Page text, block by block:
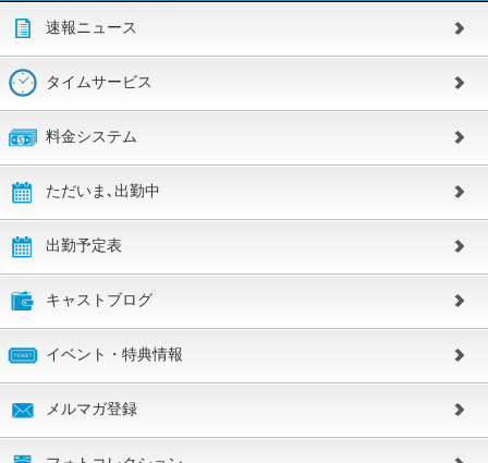
速報ニュース
タイムサービス
料金システム
ただいま､出勤中
出勤予定表
キャストブログ
イベント・特典情報
メルマガ登録